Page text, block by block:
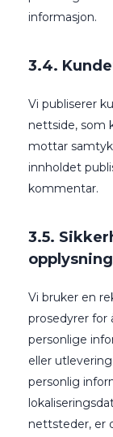
informasjon.
3.4.
Vi publiserer
nettside, som
mottar
innholdet
kommentar.
3.5.
Vi bruker en
prosedyrer for
personlige
eller
personlig
nettsteder, er